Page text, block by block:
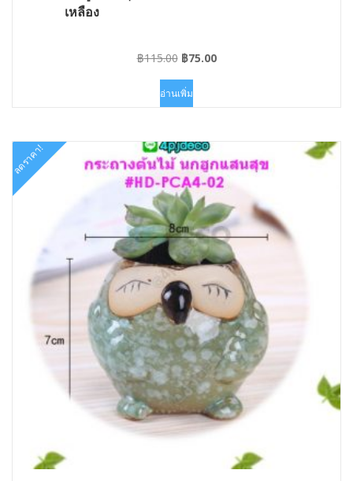
เหลือง
฿115.00 Original
was:
฿115.00.
฿75.00Current
อ่านเพิ่ม
ลดราคา!